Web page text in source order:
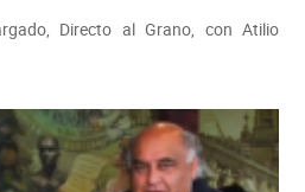
Directo al Grano, con Atilio